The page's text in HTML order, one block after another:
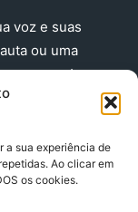
a sua experiência de
Ao clicar em
os cookies.
voz e suas
ou uma
nos agora!